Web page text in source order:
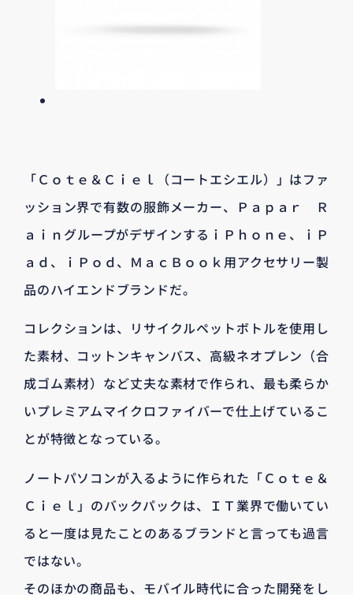
「Ｃｏｔｅ＆Ｃｉｅｌ（コートエシエル）」はファ
ッション界で有数の服飾メーカー、Ｐａｐａｒ Ｒ
ａｉｎグループがデザインするｉＰｈｏｎｅ、ｉＰ
ａｄ、ｉＰｏｄ、ＭａｃＢｏｏｋ用アクセサリー製
品のハイエンドブランドだ。
コレクションは、リサイクルペットボトルを使用し
た素材、コットンキャンバス、高級ネオプレン（合
成ゴム素材）など丈夫な素材で作られ、最も柔らか
いプレミアムマイクロファイバーで仕上げているこ
とが特徴となっている。
ノートパソコンが入るように作られた「Ｃｏｔｅ＆
Ｃｉｅｌ」のバックパックは、ＩＴ業界で働いてい
ると一度は見たことのあるブランドと言っても過言
ではない。
そのほかの商品も、モバイル時代に合った開発をし